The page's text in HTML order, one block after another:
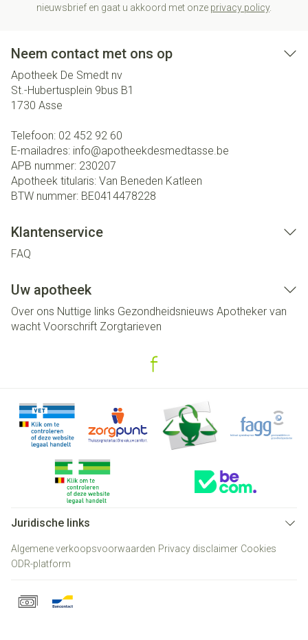
nieuwsbrief en gaat u akkoord met onze privacy policy.
Neem contact met ons op
Apotheek De Smedt nv
St.-Hubertusplein 9bus B1
1730 Asse
Telefoon: 02 452 92 60
E-mailadres: info@apotheekdesmedtasse.be
APB nummer: 230207
Apotheek titularis: Van Beneden Katleen
BTW nummer: BE0414478228
Klantenservice
FAQ
Uw apotheek
Over ons Nuttige links Gezondheidsnieuws Apotheker van
wacht Voorschrift Zorgtarieven
Juridische links
Algemene verkoopsvoorwaarden Privacy disclaimer Cookies
ODR-platform